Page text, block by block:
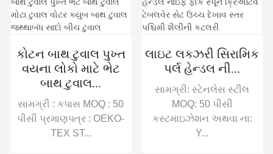
કોટન બાથ ટુવાલ પુખ્ત
વયના લોકો માટે ભેટ
બાથ ટુવાલ...
સામગ્રી : કપાસ MOQ : 50
પીસી પ્રમાણપત્ર : OEKO-
TEX ST...
લાઇટ લક્ઝરી સિરામિક
પર્લ હેન્ડલ ની...
સામગ્રી: સ્ટેનલેસ સ્ટીલ
MOQ: 50 પીસી
કસ્ટમાઇઝેશન અથવા ના:
Y...